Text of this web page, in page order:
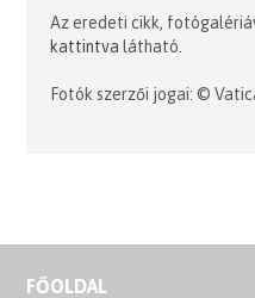
Az eredeti cikk,
kattintva látható.
Fotók szerzői jogai: ©
FŐOLDAL